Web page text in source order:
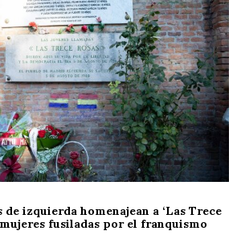
izquierda homenajean a ‘Las Trece
mujeres fusiladas por el franquismo